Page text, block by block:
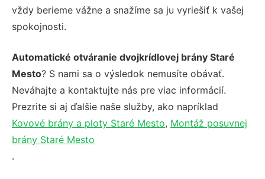
vždy berieme vážne a snažíme sa ju vyriešiť k vašej
spokojnosti.
Automatické otváranie dvojkrídlovej brány Staré
Mesto? S nami sa o výsledok nemusíte obávať.
Neváhajte a kontaktujte nás pre viac informácií.
Prezrite si aj ďalšie naše služby, ako napríklad
Kovové brány a ploty Staré Mesto, Montáž posuvnej
brány Staré Mesto
.